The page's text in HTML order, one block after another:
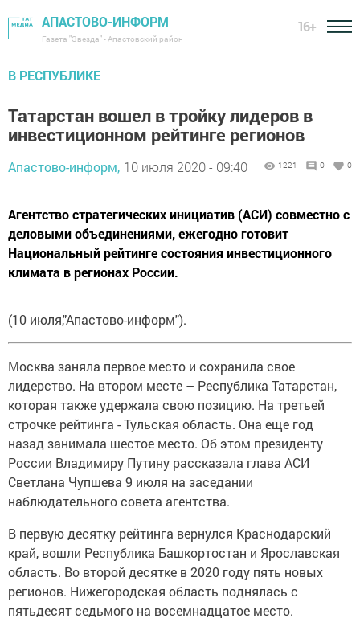
АПАСТОВО-ИНФОРМ
Газета "Звезда" - Апастовский район
16+
В РЕСПУБЛИКЕ
Татарстан вошел в тройку лидеров в
инвестиционном рейтинге регионов
Апастово-информ, 10 июля 2020 - 09:40 1221 0 0
Агентство стратегических инициатив (АСИ) совместно с
деловыми объединениями, ежегодно готовит
Национальный рейтинге состояния инвестиционного
климата в регионах России.
(10 июля,"Апастово-информ").
Москва заняла первое место и сохранила свое
лидерство. На втором месте – Республика Татарстан,
которая также удержала свою позицию. На третьей
строчке рейтинга - Тульская область. Она еще год
назад занимала шестое место. Об этом президенту
России Владимиру Путину рассказала глава АСИ
Светлана Чупшева 9 июля на заседании
наблюдательного совета агентства.
В первую десятку рейтинга вернулся Краснодарский
край, вошли Республика Башкортостан и Ярославская
область. Во второй десятке в 2020 году пять новых
регионов. Нижегородская область поднялась с
пятьдесят седьмого на восемнадцатое место.